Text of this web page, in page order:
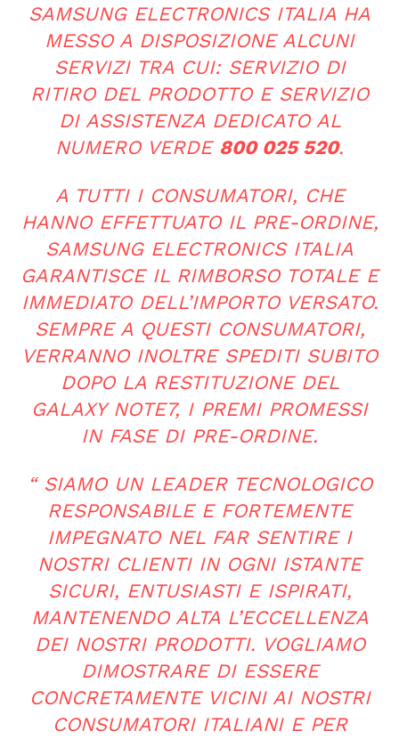
SAMSUNG ELECTRONICS ITALIA HA
MESSO A DISPOSIZIONE ALCUNI
SERVIZI TRA CUI: SERVIZIO DI
RITIRO DEL PRODOTTO E SERVIZIO
DI ASSISTENZA DEDICATO AL
NUMERO VERDE 800 025 520.
A TUTTI I CONSUMATORI, CHE
HANNO EFFETTUATO IL PRE-ORDINE,
SAMSUNG ELECTRONICS ITALIA
GARANTISCE IL RIMBORSO TOTALE E
IMMEDIATO DELL’IMPORTO VERSATO.
SEMPRE A QUESTI CONSUMATORI,
VERRANNO INOLTRE SPEDITI SUBITO
DOPO LA RESTITUZIONE DEL
GALAXY NOTE7, I PREMI PROMESSI
IN FASE DI PRE-ORDINE.
“SIAMO UN LEADER TECNOLOGICO
RESPONSABILE E FORTEMENTE
IMPEGNATO NEL FAR SENTIRE I
NOSTRI CLIENTI IN OGNI ISTANTE
SICURI, ENTUSIASTI E ISPIRATI,
MANTENENDO ALTA L’ECCELLENZA
DEI NOSTRI PRODOTTI. VOGLIAMO
DIMOSTRARE DI ESSERE
CONCRETAMENTE VICINI AI NOSTRI
CONSUMATORI ITALIANI E PER